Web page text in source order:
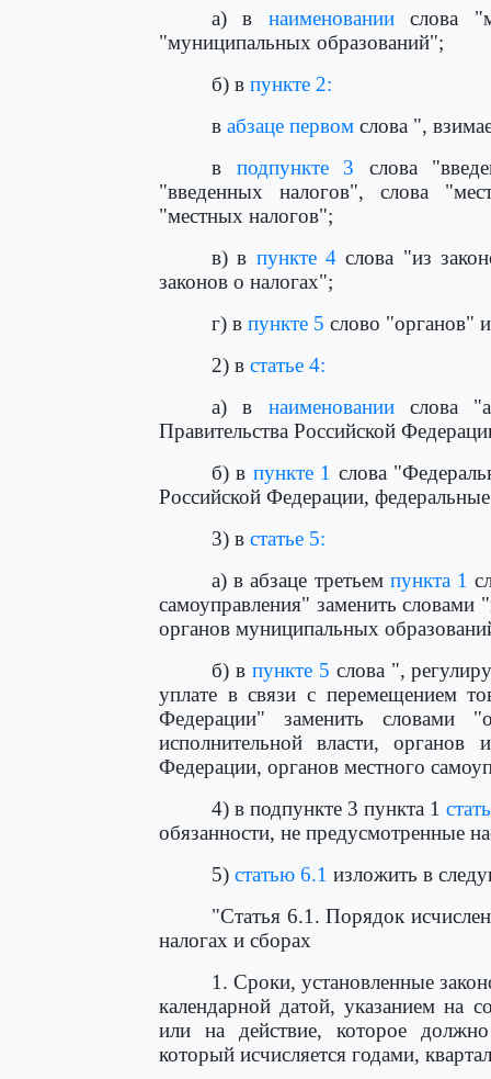
а) в наименованиислова
"муниципальных образований";
б) в пункте 2:
в абзаце первом слова ",
в подпункте 3 слова
"введенных налогов", слова
"местных налогов";
в) в пункте 4слова "из
законов о налогах";
г) в пункте 5 слово "органов"
2) в статье 4:
а) в наименованиислова
Правительства Российской
б) в пункте 1 слова
Российской Федерации,
3) в статье 5:
а) в абзаце третьем пункта 1
самоуправления" заменить
органов муниципальных
б) в пункте 5 слова ",
уплате в связи с перемещением
Федерации" заменить словами
исполнительной власти, органов
Федерации, органов местного
4) в подпункте 3 пункта 1
обязанности, не предусмотренные
5) статью 6.1 изложить в
"Статья 6.1. Порядок
налогах и сборах
1. Сроки, установленные
календарной датой, указанием на
или на действие, которое
который исчисляется годами,